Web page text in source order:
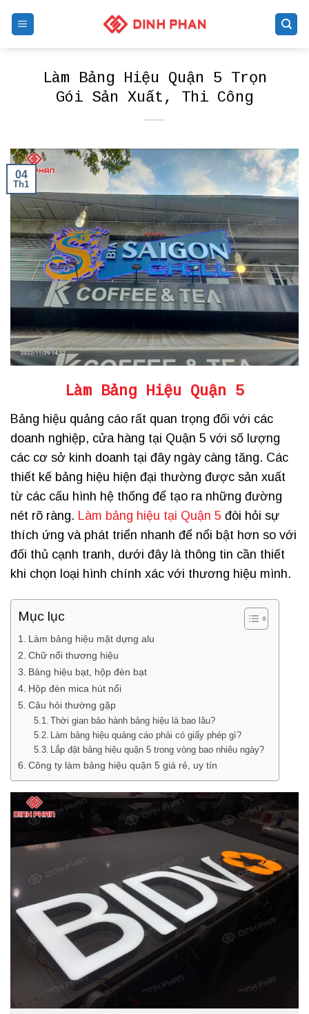
Làm Bảng Hiệu Quận 5 Trọn
Gói Sản Xuất, Thi Công
04
Th1
Làm Bảng Hiệu Quận 5
Bảng hiệu quảng cáo rất quan trọng đối với các
doanh nghiệp, cửa hàng tại Quận 5 với số lượng
các cơ sở kinh doanh tại đây ngày càng tăng. Các
thiết kế bảng hiệu hiện đại thường được sản xuất
từ ​​các cấu hình hệ thống để tạo ra những đường
nét rõ ràng. Làm bảng hiệu tại Quận 5 đòi hỏi sự
thích ứng và phát triển nhanh để nổi bật hơn so với
đối thủ cạnh tranh, dưới đây là thông tin cần thiết
khi chọn loại hình chính xác với thương hiệu mình.
Mục lục
Làm bảng hiệu mặt dựng alu
Chữ nổi thương hiệu
Bảng hiệu bạt, hộp đèn bạt
Hộp đèn mica hút nổi
Câu hỏi thường gặp
Thời gian bảo hành bảng hiệu là bao lâu?
Làm bảng hiệu quảng cáo phải có giấy phép gì?
Lắp đặt bảng hiệu quận 5 trong vòng bao nhiêu ngày?
Công ty làm bảng hiệu quận 5 giá rẻ, uy tín